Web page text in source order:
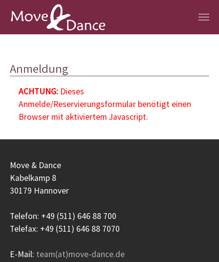
Anmeldung
ACHTUNG:Dieses
Anmelde/Reservierungsformular benötigt einen
Browser mit aktiviertem Javascript.
Move & Dance
Kabelkamp 8
30179 Hannover
Telefon: +49 (511) 646 88 700
Telefax: +49 (511) 646 88 7070
E-Mail: team(at)move-dance.de